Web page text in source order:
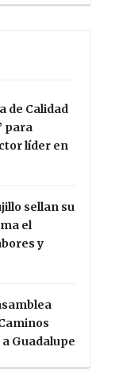
de Calidad
para
líder en
sellan su
el
y
Guadalupe